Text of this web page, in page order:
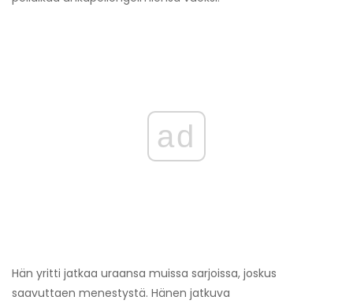
ad
Hän yritti jatkaa uraansa muissa sarjoissa, joskus
saavuttaen menestystä. Hänen jatkuva